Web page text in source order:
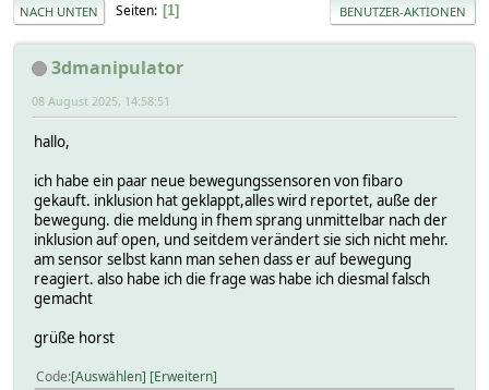
NACH UNTEN Seiten 1 BENUTZER-AKTIONEN
3dmanipulator
08 August 2025, 14:58:51
hallo,
ich habe ein paar neue bewegungssensoren von fibaro
gekauft. inklusion hat geklappt,alles wird reportet, auße der
bewegung. die meldung in fhem sprang unmittelbar nach der
inklusion auf open, und seitdem verändert sie sich nicht mehr.
am sensor selbst kann man sehen dass er auf bewegung
reagiert. also habe ich die frage was habe ich diesmal falsch
gemacht
grüße horst
Code Auswählen Erweitern